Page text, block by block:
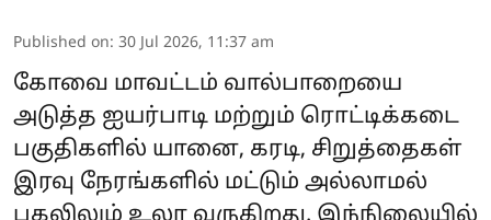
Published on: 30 Jul 2026, 11:37 am
கோவை மாவட்டம் வால்பாறையை
அடுத்த ஐயர்பாடி மற்றும் ரொட்டிக்கடை
பகுதிகளில் யானை, கரடி, சிறுத்தைகள்
இரவு நேரங்களில் மட்டும் அல்லாமல்